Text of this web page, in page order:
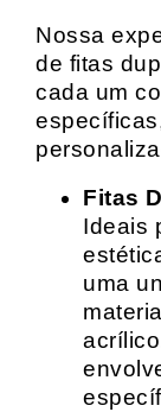
Nossa
de fitas
cada um
Fitas
Ideais
uma